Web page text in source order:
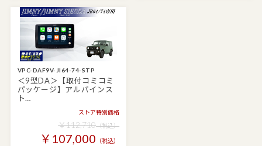
VPC-DAF9V-JI64-74-STP
＜9型DA＞【取付コミコミ
パッケージ】アルパインス
ト…
ストア特別価格
￥112,710（税込）
￥107,000 （税込）